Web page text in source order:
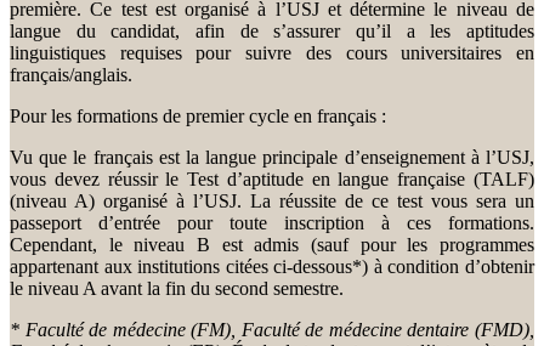
première. Ce test est organisé à l’USJ et détermine le niveau de
langue du candidat, afin de s’assurer qu’il a les aptitudes
linguistiques requises pour suivre des cours universitaires en
français/anglais.
Pour les formations de premier cycle en français :
Vu que le français est la langue principale d’enseignement à l’USJ,
vous devez réussir le Test d’aptitude en langue française (TALF)
(niveau A) organisé à l’USJ. La réussite de ce test vous sera un
passeport d’entrée pour toute inscription à ces formations.
Cependant, le niveau B est admis (sauf pour les programmes
appartenant aux institutions citées ci-dessous*) à condition d’obtenir
le niveau A avant la fin du second semestre.
* Faculté de médecine (FM), Faculté de médecine dentaire (FMD),